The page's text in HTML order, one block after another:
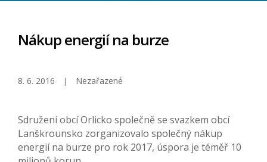
Nákup energií na burze
8. 6. 2016 Nezařazené
Sdružení obcí Orlicko společně se svazkem obcí
Lanškrounsko zorganizovalo společný nákup
energií na burze pro rok 2017, úspora je téměř 10